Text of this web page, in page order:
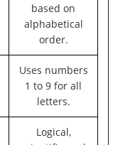
based on
alphabetical
order.
Uses numbers
1 to 9 for all
letters.
Logical,